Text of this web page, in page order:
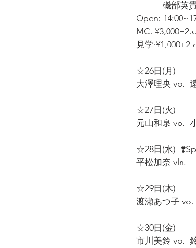
Open:
MC:
見学
☆26日(月)
大澤理央 vo.
☆27日(火)
元山和泉 vo.
☆28日(水)
平松加奈 vln.
☆29日(木)
渡瀬あつ子
☆30日(金)
市川美鈴 vo.